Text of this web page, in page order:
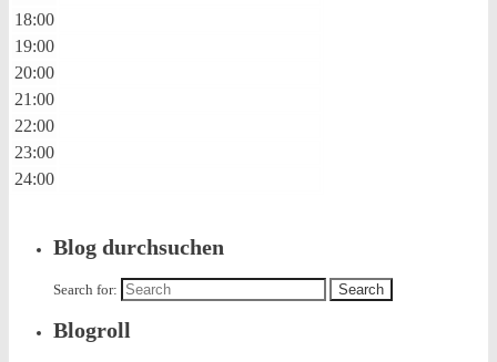
18:00
19:00
20:00
21:00
22:00
23:00
24:00
Blog durchsuchen
Search for:
Blogroll